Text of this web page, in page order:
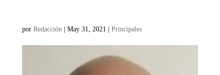
por Redacción | May 31, 2021 | Principales